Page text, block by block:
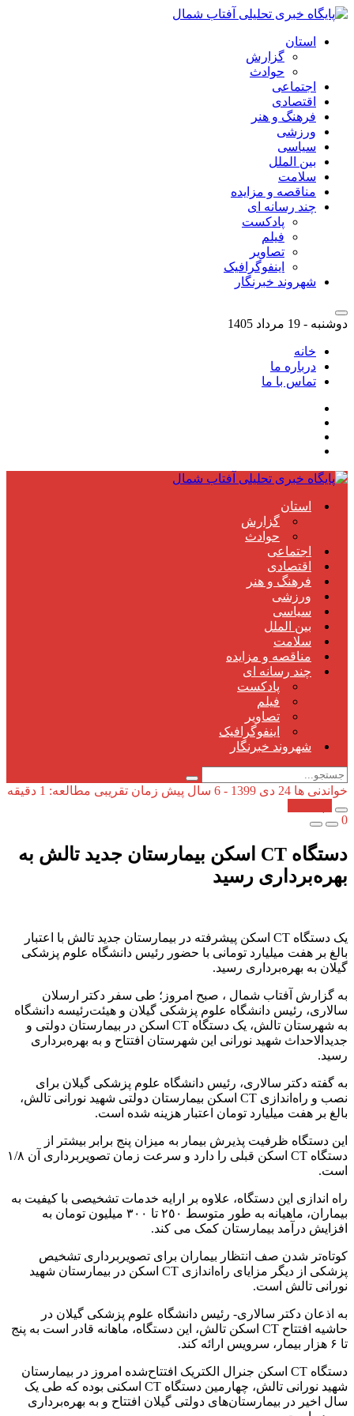
استان
گزارش
حوادث
اجتماعی
اقتصادی
فرهنگ و هنر
ورزشی
سیاسی
بین الملل
سلامت
مناقصه و مزایده
چند رسانه ای
پادکست
فیلم
تصاویر
اینفوگرافیک
شهروند خبرنگار
دوشنبه - 19 مرداد 1405
خانه
درباره ما
تماس با ما
استان
گزارش
حوادث
اجتماعی
اقتصادی
فرهنگ و هنر
ورزشی
سیاسی
بین الملل
سلامت
مناقصه و مزایده
چند رسانه ای
پادکست
فیلم
تصاویر
اینفوگرافیک
شهروند خبرنگار
خواندنی ها 24 دی 1399 - 6 سال پیش
زمان تقریبی مطالعه: 1 دقیقه
0
دستگاه CT اسکن بیمارستان جدید تالش به
بهره‌برداری رسید
یک دستگاه CT اسکن پیشرفته در بیمارستان جدید تالش با اعتبار
بالغ بر هفت میلیارد تومانی با حضور رئیس دانشگاه علوم پزشکی
گیلان به بهره‌برداری رسید.
به گزارش آفتاب شمال ، صبح امروز؛ طی سفر دکتر ارسلان
سالاری، رئیس دانشگاه علوم پزشکی گیلان و هیئت‌رئیسه دانشگاه
به شهرستان تالش، یک دستگاه CT اسکن در بیمارستان دولتی و
جدیدالاحداث شهید نورانی این شهرستان افتتاح و به بهره‌برداری
رسید.
به گفته دکتر سالاری، رئیس دانشگاه علوم پزشکی گیلان برای
نصب و راه‌اندازی CT اسکن بیمارستان دولتی شهید نورانی تالش،
بالغ بر هفت میلیارد تومان اعتبار هزینه شده است.
این دستگاه ظرفیت پذیرش بیمار به میزان پنج برابر بیشتر از
دستگاه CT اسکن قبلی را دارد و سرعت زمان تصویربرداری آن ١/٨
است.
راه اندازی این دستگاه، علاوه بر ارایه خدمات تشخیصی با کیفیت به
بیماران، ماهیانه به طور متوسط ٢٥٠ تا ٣٠٠ میلیون تومان به
افزایش درآمد بیمارستان کمک می کند.
کوتاه‌تر شدن صف انتظار بیماران برای تصویربرداری تشخیص
پزشکی از دیگر مزایای راه‌اندازی CT اسکن در بیمارستان شهید
نورانی تالش است.
به اذعان دکتر سالاری- رئیس دانشگاه علوم پزشکی گیلان در
حاشیه افتتاح CT اسکن تالش، این دستگاه، ماهانه قادر است به پنج
تا ۶ هزار بیمار، سرویس ارائه کند.
دستگاه CT اسکن جنرال الکتریک افتتاح‌شده امروز در بیمارستان
شهید نورانی تالش، چهارمین دستگاه CT اسکنی بوده که طی یک
سال اخیر در بیمارستان‌های دولتی گیلان افتتاح و به بهره‌برداری